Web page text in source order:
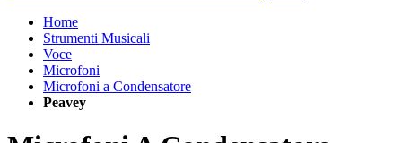
Home
Strumenti Musicali
Voce
Microfoni
Microfoni a Condensatore
Peavey